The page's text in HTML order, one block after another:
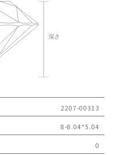
2207-00313
8-8.04*5.04
0